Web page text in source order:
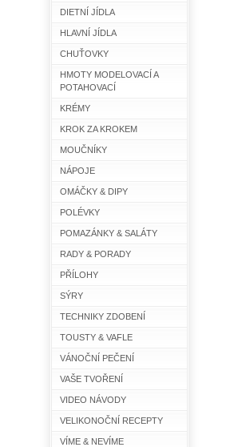
DIETNÍ JÍDLA
HLAVNÍ JÍDLA
CHUŤOVKY
HMOTY MODELOVACÍ A
POTAHOVACÍ
KRÉMY
KROK ZA KROKEM
MOUČNÍKY
NÁPOJE
OMÁČKY & DIPY
POLÉVKY
POMAZÁNKY & SALÁTY
RADY & PORADY
PŘÍLOHY
SÝRY
TECHNIKY ZDOBENÍ
TOUSTY & VAFLE
VÁNOČNÍ PEČENÍ
VAŠE TVOŘENÍ
VIDEO NÁVODY
VELIKONOČNÍ RECEPTY
VÍME & NEVÍME